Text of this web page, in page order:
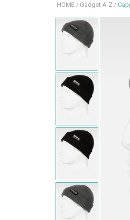
HOME / Gadget A-Z /